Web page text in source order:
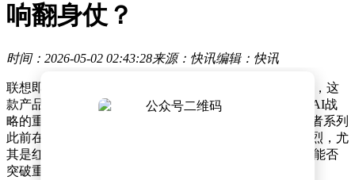
响翻身仗？
时间：2026-05-02 02:43:28来源：快讯编辑：快讯
联想即将在5月19日正式发布新一代拯救者Y70电竞手机，这
款产品被定位为大屏AI电竞旗舰，标志着联想在移动端AI战
略的重要布局。作为联想旗下主打电竞的子品牌，拯救者系列
此前在电脑领域已积累较高知名度，但手机市场竞争激烈，尤
其是红魔、ROG等品牌已占据细分市场先机，此次新品能否
突破重围备受关注。